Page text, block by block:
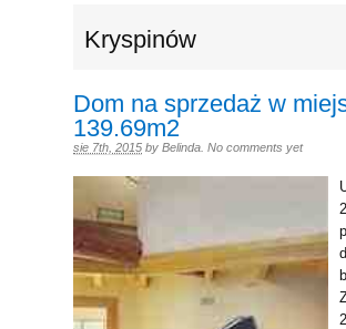
Kryspinów
Dom na sprzedaż w
139.69m2
sie 7th, 2015 by Belinda No comments yet